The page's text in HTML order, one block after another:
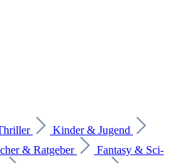
Kinder & Jugend
& Ratgeber
Fantasy & Sci-